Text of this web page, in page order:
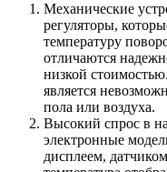
Механические
регуляторы,
температуру
отличаются
низкой
является
пола или воздуха.
Высокий спрос в
электронные
дисплеем,